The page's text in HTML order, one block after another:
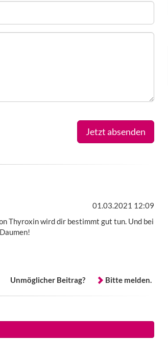
Jetzt absenden
01.03.2021 12:09
Thyroxin wird dir bestimmt gut tun. Und bei
Unmöglicher Beitrag?
Bitte melden.